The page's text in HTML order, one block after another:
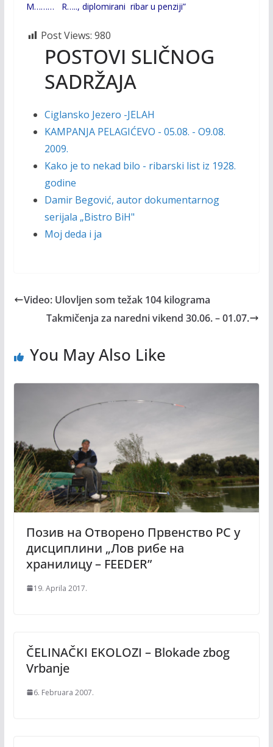
M……… R….., diplomirani ribar u penziji”
Post Views: 980
POSTOVI SLIČNOG
SADRŽAJA
Ciglansko Jezero -JELAH
KAMPANJA PELAGIĆEVO - 05.08. - O9.08.
2009.
Kako je to nekad bilo - ribarski list iz 1928.
godine
Damir Begović, autor dokumentarnog
serijala „Bistro BiH"
Moj deda i ja
Video: Ulovljen som težak 104 kilograma
Takmičenja za naredni vikend 30.06. – 01.07.
You May Also Like
Позив на Отворено Првенство РС у
дисциплини „Лов рибе на
хранилицу – FEEDER”
19. Aprila 2017.
ČELINAČKI EKOLOZI – Blokade zbog
Vrbanje
6. Februara 2007.